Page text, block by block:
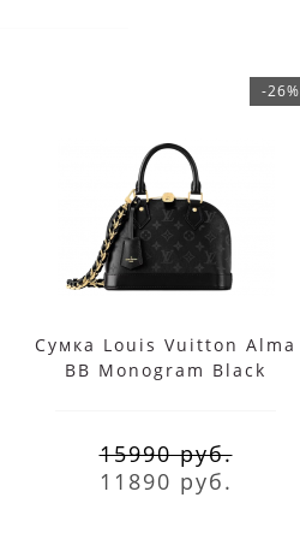
-26%
Сумка Louis Vuitton Alma
BB Monogram Black
15990 руб.
11890 руб.